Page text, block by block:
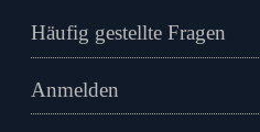
Häufig gestellte Fragen
Anmelden